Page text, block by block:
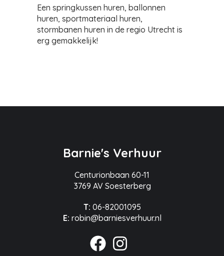
Een springkussen huren, ballonnen
huren, sportmateriaal huren,
stormbanen huren in de regio Utrecht is
erg gemakkelijk!
Barnie's Verhuur
Centurionbaan 60-11
3769 AV Soesterberg
T: 06-82001095
E: robin@barniesverhuur.nl